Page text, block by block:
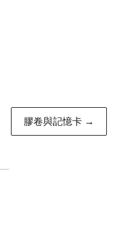
膠卷與記憶卡 →